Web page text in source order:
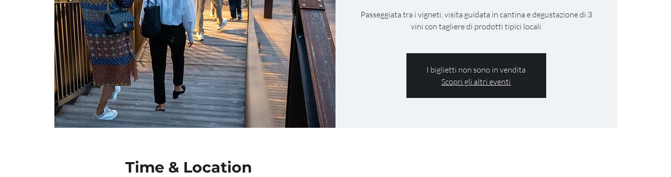
Passeggiata tra i vigneti, visita guidata in cantina e degustazione di 3
vini con tagliere di prodotti tipici locali
I biglietti non sono in vendita
Scopri gli altri eventi
Time & Location